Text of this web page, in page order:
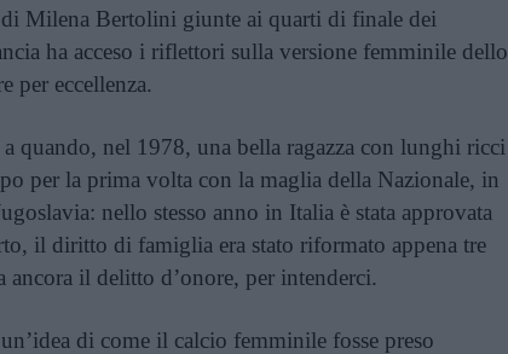
di Milena Bertolini giunte ai quarti di finale dei
ha acceso i riflettori sulla versione femminile dello
per eccellenza.
a quando, nel 1978, una bella ragazza con lunghi ricci
per la prima volta con la maglia della Nazionale, in
nello stesso anno in Italia è stata approvata
il diritto di famiglia era stato riformato appena tre
ancora il delitto d’onore, per intenderci.
di come il calcio femminile fosse preso